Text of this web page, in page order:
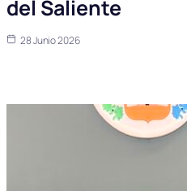
del Saliente
28 Junio 2026